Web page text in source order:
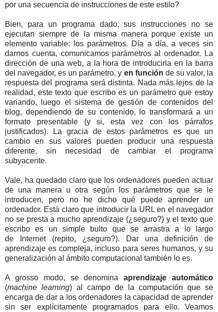
por una secuencia de instrucciones de este estilo?
Bien, para un programa dado, sus instrucciones no se
ejecutan siempre de la misma manera porque existe un
elemento variable: los parámetros. Día a día, a veces sin
darnos cuenta, comunicamos parámetros al ordenador. La
dirección de una web, a la hora de introducirla en la barra
del navegador, es un parámetro, y en función de su valor, la
respuesta del programa será distinta. Nada más lejos de la
realidad, este texto que escribo es un parámetro que estoy
variando, luego el sistema de gestión de contenidos del
blog, dependiendo de su contenido, lo transformará a un
formato presentable (y si, esta vez con los párrafos
justificados). La gracia de estos parámetros es que un
cambio en sus valores pueden producir una respuesta
diferente, sin necesidad de cambiar el programa
subyacente.
Vale, ha quedado claro que los ordenadores pueden actuar
de una manera u otra según los parámetros que se le
introducen, pero no he dicho qué puede aprender un
ordenador. Está claro que introducir la URL en el navegador
no se presta a mucho aprendizaje (¿seguro?) y el texto que
escribo es un simple bulto que se arrastra a lo largo
de Internet (repito, ¿seguro?). Dar una definición de
aprendizaje es compleja, incluso para seres humanos, y su
generalización al ámbito computacional también lo es.
A grosso modo, se denominaaprendizaje automático
(machine learning) al campo de la computación que se
encarga de dar a los ordenadores la capacidad de aprender
sin ser explícitamente programados para ello. Veamos